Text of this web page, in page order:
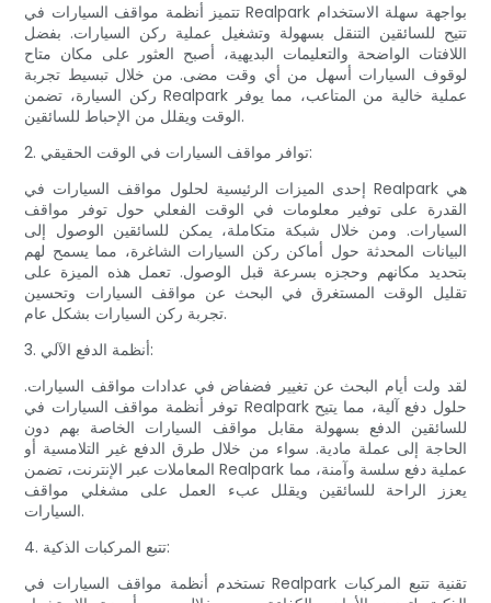
تتميز أنظمة مواقف السيارات في Realpark بواجهة سهلة الاستخدام
تتيح للسائقين التنقل بسهولة وتشغيل عملية ركن السيارات. بفضل
اللافتات الواضحة والتعليمات البديهية، أصبح العثور على مكان متاح
لوقوف السيارات أسهل من أي وقت مضى. من خلال تبسيط تجربة
ركن السيارة، تضمن Realpark عملية خالية من المتاعب، مما يوفر
الوقت ويقلل من الإحباط للسائقين.
2. توافر مواقف السيارات في الوقت الحقيقي:
إحدى الميزات الرئيسية لحلول مواقف السيارات في Realpark هي
القدرة على توفير معلومات في الوقت الفعلي حول توفر مواقف
السيارات. ومن خلال شبكة متكاملة، يمكن للسائقين الوصول إلى
البيانات المحدثة حول أماكن ركن السيارات الشاغرة، مما يسمح لهم
بتحديد مكانهم وحجزه بسرعة قبل الوصول. تعمل هذه الميزة على
تقليل الوقت المستغرق في البحث عن مواقف السيارات وتحسين
تجربة ركن السيارات بشكل عام.
3. أنظمة الدفع الآلي:
لقد ولت أيام البحث عن تغيير فضفاض في عدادات مواقف السيارات.
توفر أنظمة مواقف السيارات في Realpark حلول دفع آلية، مما يتيح
للسائقين الدفع بسهولة مقابل مواقف السيارات الخاصة بهم دون
الحاجة إلى عملة مادية. سواء من خلال طرق الدفع غير التلامسية أو
المعاملات عبر الإنترنت، تضمن Realpark عملية دفع سلسة وآمنة، مما
يعزز الراحة للسائقين ويقلل عبء العمل على مشغلي مواقف
السيارات.
4. تتبع المركبات الذكية:
تستخدم أنظمة مواقف السيارات في Realpark تقنية تتبع المركبات